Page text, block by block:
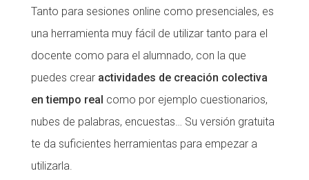
Tanto para sesiones online como presenciales, es
una herramienta muy fácil de utilizar tanto para el
docente como para el alumnado, con la que
puedes crear actividades de creación colectiva
en tiempo real como por ejemplo cuestionarios,
nubes de palabras, encuestas… Su versión gratuita
te da suficientes herramientas para empezar a
utilizarla.